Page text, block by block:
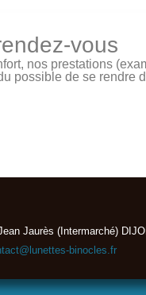
vous
nos prestations
possible de se
Jaurès (Intermarché)
binocles.fr